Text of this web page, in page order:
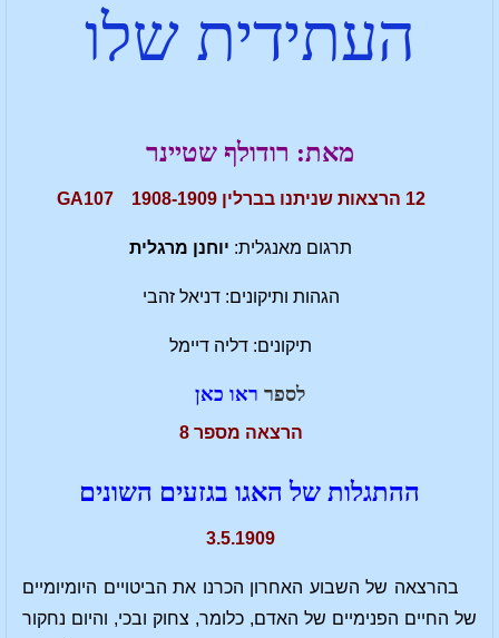
העתידית שלו
מאת: רודולף שטיינר
12 הרצאות שניתנו בברלין GA107 1908-1909
תרגום מאנגלית: יוחנן מרגלית
הגהות ותיקונים: דניאל זהבי
תיקונים: דליה דיימל
לספר ראו כאן
הרצאה מספר 8
ההתגלות של האגו בגזעים השונים
3.5.1909
בהרצאה של השבוע האחרון הכרנו את הביטויים היומיומיים
של החיים הפנימיים של האדם, כלומר, צחוק ובכי, והיום נחקור